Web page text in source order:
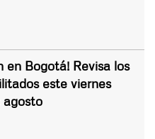
en Bogotá! Revisa los
este viernes
agosto